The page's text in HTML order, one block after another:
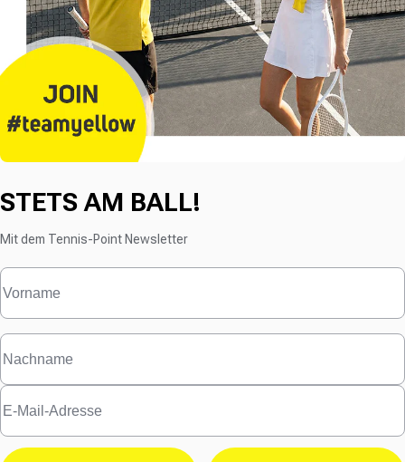
STETS AM BALL!
Mit dem Tennis-Point Newsletter